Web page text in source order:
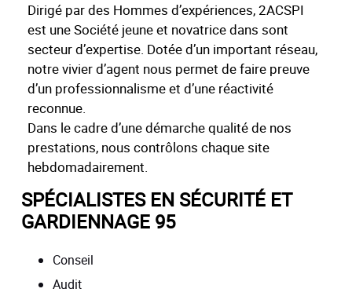
Dirigé par des Hommes d’expériences, 2ACSPI
est une Société jeune et novatrice dans sont
secteur d’expertise. Dotée d’un important réseau,
notre vivier d’agent nous permet de faire preuve
d’un professionnalisme et d’une réactivité
reconnue.
Dans le cadre d’une démarche qualité de nos
prestations, nous contrôlons chaque site
hebdomadairement.
SPÉCIALISTES EN SÉCURITÉ ET
GARDIENNAGE 95
Conseil
Audit